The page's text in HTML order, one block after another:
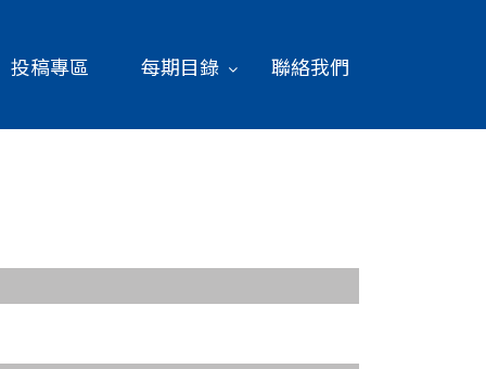
投稿專區 每期目錄 聯絡我們